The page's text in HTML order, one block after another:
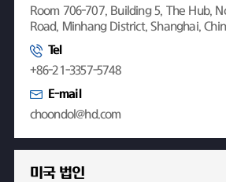
Room 706-707, Building 5, The Hub,
Road, Minhang District, Shanghai,
Tel
+86-21-3357-5748
E-mail
choondol@hd.com
미국 법인